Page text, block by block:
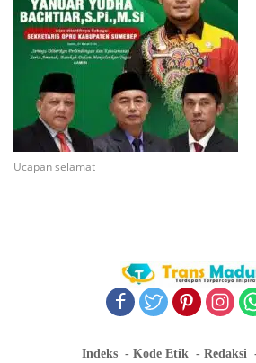
Ucapan selamat
Indeks Kode Etik Redaksi